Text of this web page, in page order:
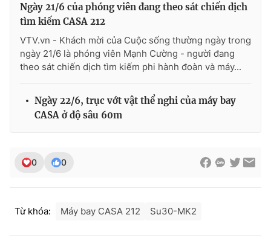
VTV9
Liên hệ tòa soạn English
Cơ quan chủ quản:Đài Truyền hình Việt Nam
Ngày 21/6 của phóng viên đang theo sát chiến dịch
tìm kiếm CASA 212
VTV.vn - Khách mời của Cuộc sống thường ngày trong
ngày 21/6 là phóng viên Mạnh Cường - người đang
theo sát chiến dịch tìm kiếm phi hành đoàn và máy...
Ngày 22/6, trục vớt vật thể nghi của máy bay
CASA ở độ sâu 60m
0 0
Từ khóa: Máy bay CASA 212 Su30-MK2